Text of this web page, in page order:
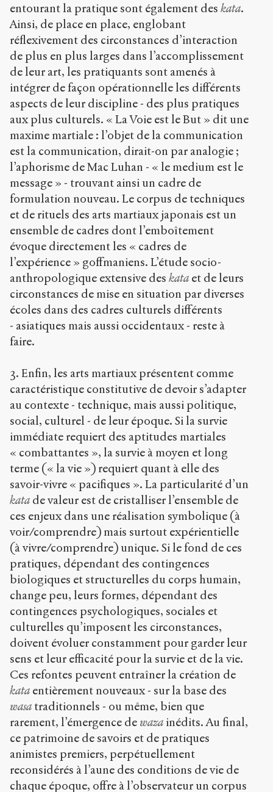
entourant la pratique sont également des kata.
Ainsi, de place en place, englobant
réflexivement des circonstances d’interaction
de plus en plus larges dans l’accomplissement
de leur art, les pratiquants sont amenés à
intégrer de façon opérationnelle les différents
aspects de leur discipline - des plus pratiques
aux plus culturels. « La Voie est le But » dit une
maxime martiale : l’objet de la communication
est la communication, dirait-on par analogie ;
l’aphorisme de Mac Luhan - « le medium est le
message » - trouvant ainsi un cadre de
formulation nouveau. Le corpus de techniques
et de rituels des arts martiaux japonais est un
ensemble de cadres dont l’emboîtement
évoque directement les « cadres de
l’expérience » goffmaniens. L’étude socio-
anthropologique extensive des kata et de leurs
circonstances de mise en situation par diverses
écoles dans des cadres culturels différents
- asiatiques mais aussi occidentaux - reste à
faire.
3. Enfin, les arts martiaux présentent comme
caractéristique constitutive de devoir s’adapter
au contexte - technique, mais aussi politique,
social, culturel - de leur époque. Si la survie
immédiate requiert des aptitudes martiales
« combattantes », la survie à moyen et long
terme (« la vie ») requiert quant à elle des
savoir-vivre « pacifiques ». La particularité d’un
kata de valeur est de cristalliser l’ensemble de
ces enjeux dans une réalisation symbolique (à
voir/comprendre) mais surtout expérientielle
(à vivre/comprendre) unique. Si le fond de ces
pratiques, dépendant des contingences
biologiques et structurelles du corps humain,
change peu, leurs formes, dépendant des
contingences psychologiques, sociales et
culturelles qu’imposent les circonstances,
doivent évoluer constamment pour garder leur
sens et leur efficacité pour la survie et de la vie.
Ces refontes peuvent entraîner la création de
kata entièrement nouveaux - sur la base des
wasa traditionnels - ou même, bien que
rarement, l’émergence dewaza inédits. Au final,
ce patrimoine de savoirs et de pratiques
animistes premiers, perpétuellement
reconsidérés à l’aune des conditions de vie de
chaque époque, offre à l’observateur un corpus